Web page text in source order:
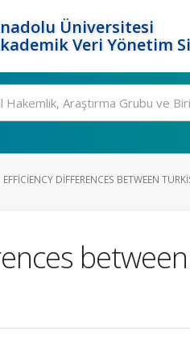
Üniversitesi
Veri Yönetim
EFFICIENCY DIFFERENCES BETWEEN